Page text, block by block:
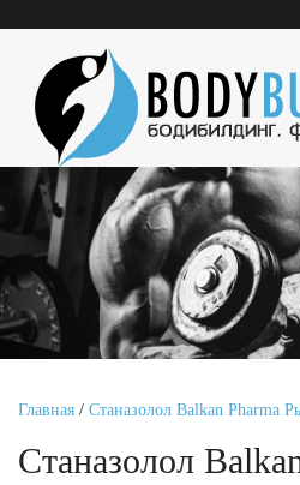
Главная / Станазолол Balkan Pharma
Станазолол